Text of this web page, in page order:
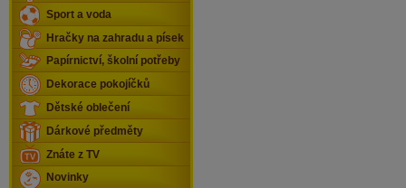
Sport a voda
Hračky na zahradu a písek
Papírnictví, školní potřeby
Dekorace pokojíčků
Dětské oblečení
Dárkové předměty
Znáte z TV
Novinky